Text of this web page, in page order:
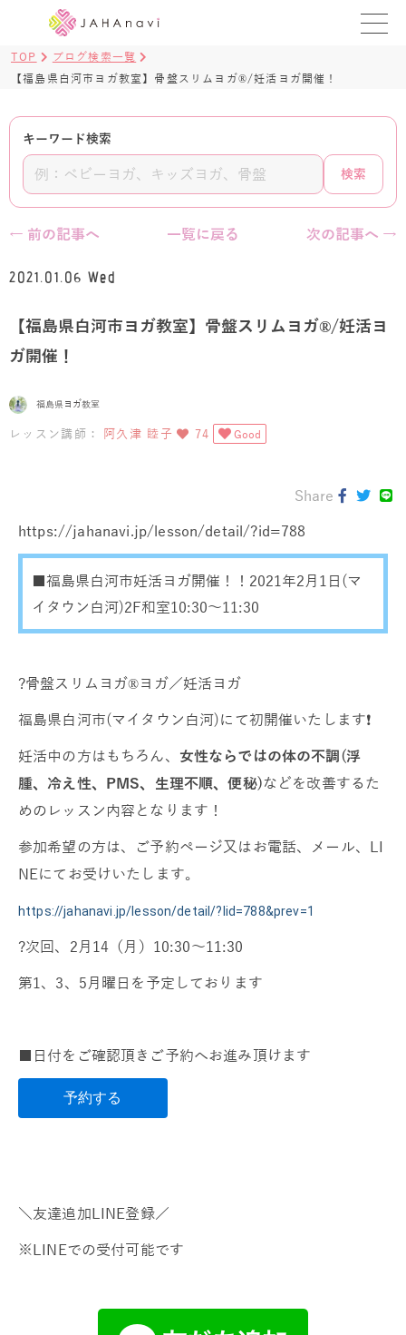
レッスンを探す
BLOG
ヨガ資格講座 ›
TOP
ブログ検索一覧
【福島県白河市ヨガ教室】骨盤スリムヨガ®️/妊活ヨガ開催！
キーワード検索
検索
← 前の記事へ 一覧に戻る 次の記事へ →
2021.01.06 Wed
【福島県白河市ヨガ教室】骨盤スリムヨガ®️/妊活ヨ
ガ開催！
福島県ヨガ教室
レッスン講師： 阿久津 睦子 74 Good
Share
https://jahanavi.jp/lesson/detail/?id=788
■福島県白河市妊活ヨガ開催！！2021年2月1日(マ
イタウン白河)2F和室10:30～11:30
?骨盤スリムヨガ®️ヨガ／妊活ヨガ
福島県白河市(マイタウン白河)にて初開催いたします❗
妊活中の方はもちろん、 女性ならではの体の不調(浮
腫、冷え性、PMS、生理不順、便秘)などを改善するた
めのレッスン内容となります！
参加希望の方は、ご予約ページ又はお電話、メール、LI
NEにてお受けいたします。
https://jahanavi.jp/lesson/detail/?lid=788&prev=1
?次回、2月14（月）10:30～11:30
第1、3、5月曜日を予定しております
■日付をご確認頂きご予約へお進み頂けます
予約する
＼友達追加LINE登録／
※LINEでの受付可能です